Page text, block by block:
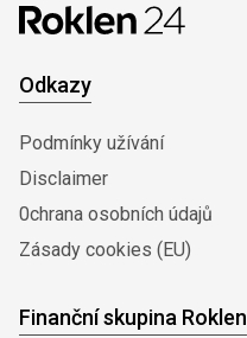
Odkazy
Podmínky užívání
Disclaimer
0chrana osobních údajů
Zásady cookies (EU)
Finanční skupina Roklen